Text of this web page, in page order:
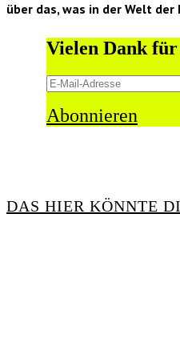
über das, was in der Welt
Vielen Dank für
Abonnieren
DAS HIER KÖNNTE